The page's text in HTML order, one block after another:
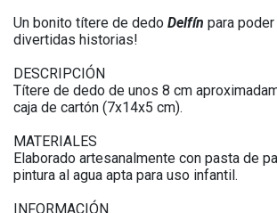
Un bonito títere de dedo Delfín para
divertidas historias!
DESCRIPCIÓN
Títere de dedo de unos 8 cm
caja de cartón (7x14x5 cm).
MATERIALES
Elaborado artesanalmente con pasta de
pintura al agua apta para uso infantil.
INFORMACIÓN